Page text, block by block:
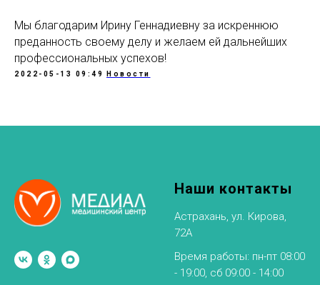
Мы благодарим Ирину Геннадиевну за искреннюю
преданность своему делу и желаем ей дальнейших
профессиональных успехов!
2022-05-13 09:49 Новости
Наши контакты
Астрахань, ул. Кирова,
72А
Время работы: пн-пт 08:00
- 19:00, сб 09:00 - 14:00